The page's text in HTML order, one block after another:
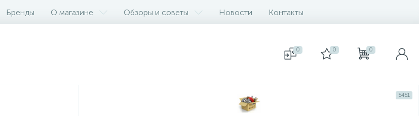
Бренды О магазине Обзоры и советы Новости Контакты
0 0 0
5451